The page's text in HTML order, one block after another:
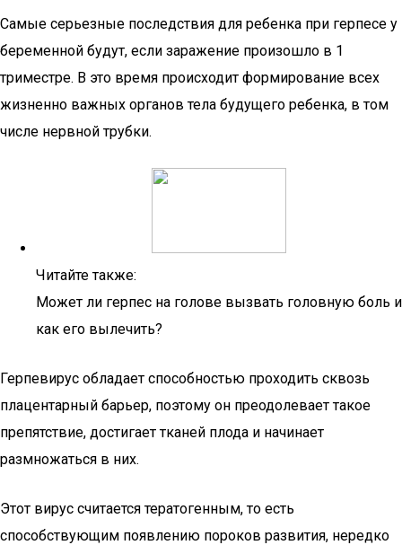
Самые серьезные последствия для ребенка при герпесе у
беременной будут, если заражение произошло в 1
триместре. В это время происходит формирование всех
жизненно важных органов тела будущего ребенка, в том
числе нервной трубки.
Читайте также:
Может ли герпес на голове вызвать головную боль и
как его вылечить?
Герпевирус обладает способностью проходить сквозь
плацентарный барьер, поэтому он преодолевает такое
препятствие, достигает тканей плода и начинает
размножаться в них.
Этот вирус считается тератогенным, то есть
способствующим появлению пороков развития, нередко